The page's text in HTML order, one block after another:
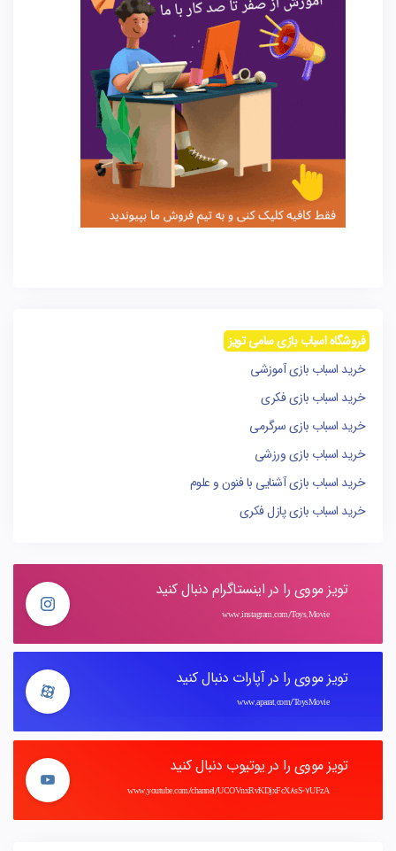
فروشگاه اسباب بازی سامی تویز
خرید اسباب بازی آموزشی
خرید اسباب بازی فکری
خرید اسباب بازی سرگرمی
خرید اسباب بازی ورزشی
خرید اسباب بازی آشنایی با فنون و علوم
خرید اسباب بازی پازل فکری
تویز مووی را در اینستاگرام دنبال کنید
www.instagram.com/Toys.Movie
تویز مووی را در آپارات دنبال کنید
www.aparat.com/ToysMovie
تویز مووی را در یوتیوب دنبال کنید
www.youtube.com/channel/UCOVnxRvKDjxFcX8sS-7UFzA